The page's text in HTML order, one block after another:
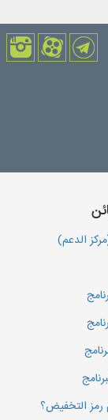
الدعم)
رمز التخفيض؟